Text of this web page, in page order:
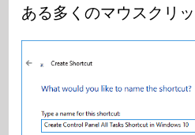
ある多くのマウスクリ